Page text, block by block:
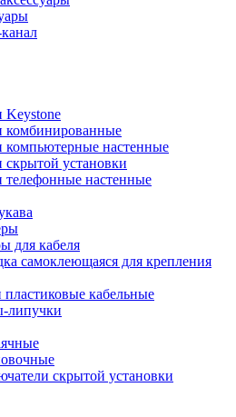
комбинированные
компьютерные настенные
скрытой установки
телефонные настенные
для кабеля
самоклеющаяся для крепления
кабельные
липучки
скрытой установки